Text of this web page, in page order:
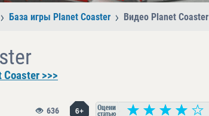
База игры Planet Coaster Видео Planet Coaster
>>>
6+
636